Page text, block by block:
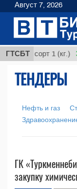
ГТСБТсорт 1 (кг.)
ТЕНДЕРЫ
Нефть и газ
ГК
закупку
Август 7, 2026